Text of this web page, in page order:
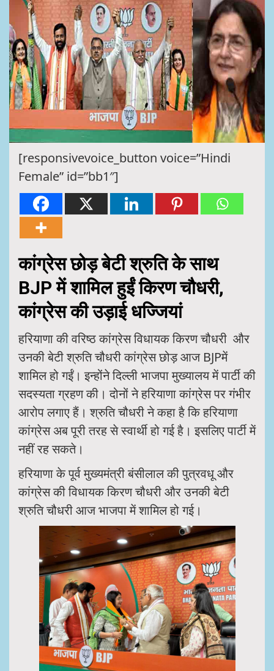
[responsivevoice_button voice=”Hindi
Female” id=”bb1″]
कांग्रेस छोड़ बेटी श्रुति के साथ
BJP में शामिल हुईं किरण चौधरी,
कांग्रेस की उड़ाई धज्जियां
हरियाणा की वरिष्ठ कांग्रेस विधायक किरण चौधरी और
उनकी बेटी श्रुति चौधरी कांग्रेस छोड़ आज BJPमें
शामिल हो गईं। इन्होंने दिल्ली भाजपा मुख्यालय में पार्टी की
सदस्यता ग्रहण की। दोनों ने हरियाणा कांग्रेस पर गंभीर
आरोप लगाए हैं। श्रुति चौधरी ने कहा है कि हरियाणा
कांग्रेस अब पूरी तरह से स्‍वार्थी हो गई है। इसलिए पार्टी में
नहीं रह सकते।
हरियाणा के पूर्व मुख्यमंत्री बंसीलाल की पुत्रवधू और
कांग्रेस की विधायक किरण चौधरी और उनकी बेटी
श्रुति चौधरी आज भाजपा में शामिल हो गई।